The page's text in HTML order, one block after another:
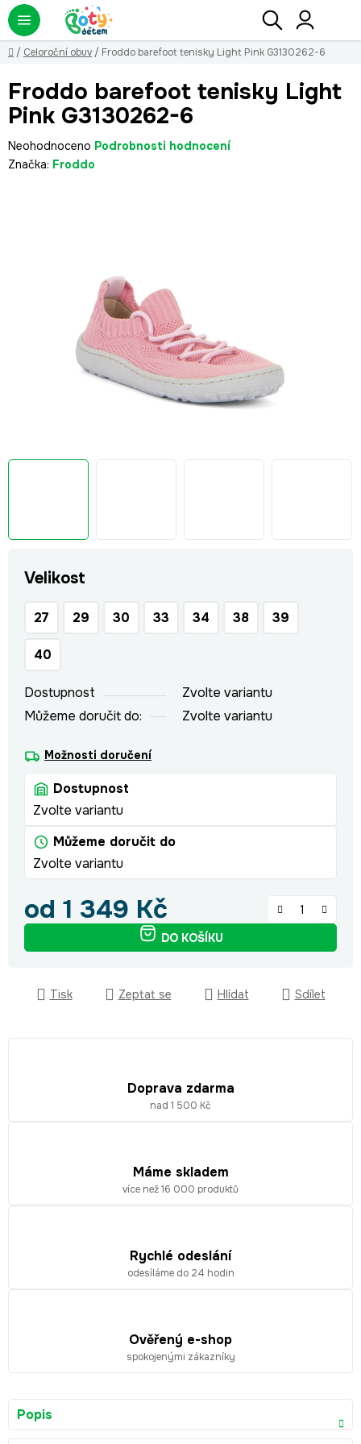
Přejít
na
obsah
Hledat
Domů
/ Celoroční obuv / Froddo barefoot tenisky Light Pink G3130262-6
Velikost
27 29 30 33 34 38 39
40
Dostupnost
Zvolte variantu
Můžeme doručit do:
Zvolte variantu
Možnosti doručení
Dostupnost
Zvolte variantu
Můžeme doručit do
Zvolte variantu
od 1 349 Kč
DO KOŠÍKU
Tisk Zeptat se Hlídat Sdílet
Froddo barefoot tenisky Light
Pink G3130262-6
Průměrné
hodnocení
Neohodnoceno Podrobnosti hodnocení
Značka: Froddo
Doprava zdarma
nad 1 500 Kč
Máme skladem
více než 16 000 produktů
Rychlé odeslání
odesíláme do 24 hodin
Ověřený e-shop
spokojenými zákazníky
Popis